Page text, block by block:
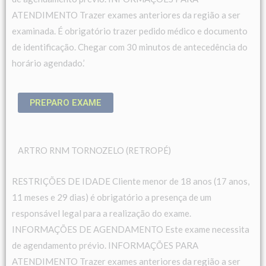
ATENDIMENTO Trazer exames anteriores da região a ser
examinada. É obrigatório trazer pedido médico e documento
de identificação. Chegar com 30 minutos de antecedência do
horário agendado.’
PREPARO EXAME
ARTRO RNM TORNOZELO (RETROPÉ)
RESTRIÇÕES DE IDADE Cliente menor de 18 anos (17 anos,
11 meses e 29 dias) é obrigatório a presença de um
responsável legal para a realização do exame.
INFORMAÇÕES DE AGENDAMENTO Este exame necessita
de agendamento prévio. INFORMAÇÕES PARA
ATENDIMENTO Trazer exames anteriores da região a ser